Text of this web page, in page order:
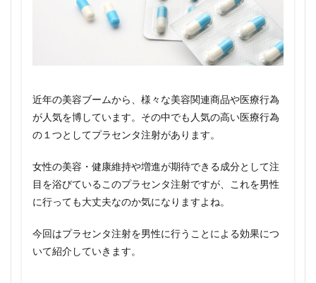
近年の美容ブームから、様々な美容関連商品や医療行為
が人気を博しています。その中でも人気の高い医療行為
の１つとしてプラセンタ注射があります。
女性の美容・健康維持や増進が期待できる成分として注
目を浴びているこのプラセンタ注射ですが、これを男性
に行っても大丈夫なのか気になりますよね。
今回はプラセンタ注射を男性に行うことによる効果につ
いて紹介していきます。